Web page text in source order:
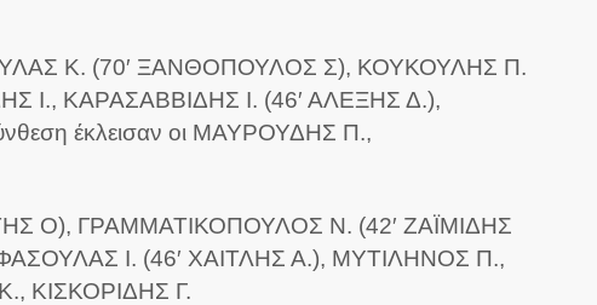
Κ. (70′ ΞΑΝΘΟΠΟΥΛΟΣ Σ), ΚΟΥΚΟΥΛΗΣ Π.
Ι., ΚΑΡΑΣΑΒΒΙΔΗΣ Ι. (46′ ΑΛΕΞΗΣ Δ.),
έκλεισαν οι ΜΑΥΡΟΥΔΗΣ Π.,
Ο), ΓΡΑΜΜΑΤΙΚΟΠΟΥΛΟΣ Ν. (42′ ΖΑΪΜΙΔΗΣ
Ι. (46′ ΧΑΙΤΛΗΣ Α.), ΜΥΤΙΛΗΝΟΣ Π.,
ΚΙΣΚΟΡΙΔΗΣ Γ.